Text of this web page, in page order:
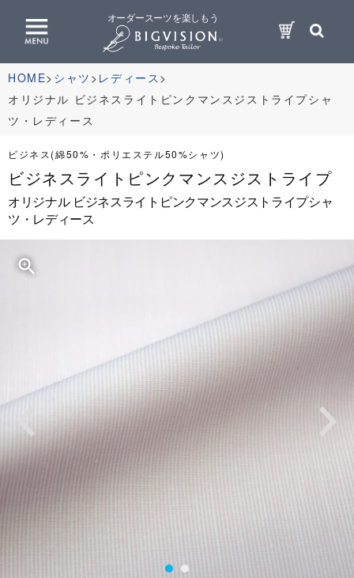
オーダースーツを楽しもう
HOME シャツ
レディース
オリジナル ビジネスライトピンクマンスジストライプシャ
ツ・レディース
ビジネス(綿50%・ポリエステル50%シャツ)
ビジネスライトピンクマンスジストライプ
オリジナル ビジネスライトピンクマンスジストライプシャ
ツ・レディース
zoom_in